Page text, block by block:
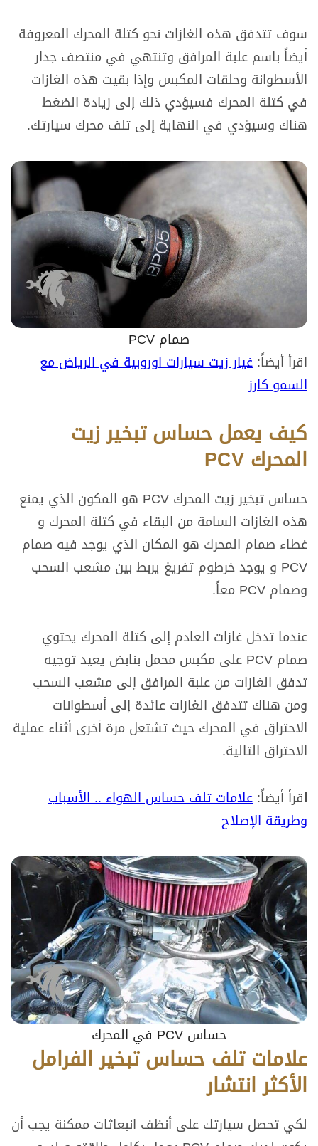
سوف تتدفق هذه الغازات نحو كتلة المحرك المعروفة
أيضاً باسم علبة المرافق وتنتهي في منتصف جدار
الأسطوانة وحلقات المكبس وإذا بقيت هذه الغازات
في كتلة المحرك فسيؤدي ذلك إلى زيادة الضغط
هناك وسيؤدي في النهاية إلى تلف محرك سيارتك.
صمام PCV
اقرأ أيضاً: غيار زيت سيارات اوروبية في الرياض مع
السمو كارز
كيف يعمل حساس تبخير زيت
المحرك PCV
حساس تبخير زيت المحرك PCV هو المكون الذي يمنع
هذه الغازات السامة من البقاء في كتلة المحرك و
غطاء صمام المحرك هو المكان الذي يوجد فيه صمام
PCV و يوجد خرطوم تفريغ يربط بين مشعب السحب
وصمام PCV معاً.
عندما تدخل غازات العادم إلى كتلة المحرك يحتوي
صمام PCV على مكبس محمل بنابض يعيد توجيه
تدفق الغازات من علبة المرافق إلى مشعب السحب
ومن هناك تتدفق الغازات عائدة إلى أسطوانات
الاحتراق في المحرك حيث تشتعل مرة أخرى أثناء عملية
الاحتراق التالية.
اقرأ أيضاً: علامات تلف حساس الهواء .. الأسباب
وطريقة الإصلاح
حساس PCV في المحرك
علامات تلف حساس تبخير الفرامل
الأكثر انتشار
لكي تحصل سيارتك على أنظف انبعاثات ممكنة يجب أن